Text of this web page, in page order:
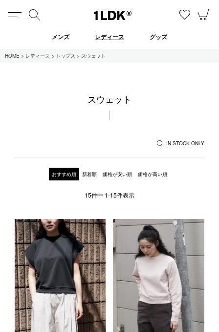
MENU お気に
メンズ レディース グッズ
全てのブランド
1LDK STAND
SEARCH
HOME レディース トップス スウェット
スウェット
IN STOCK ONLY
おすすめ順 新着順 価格が安い順 価格が高い順
15件中 1-15件表示